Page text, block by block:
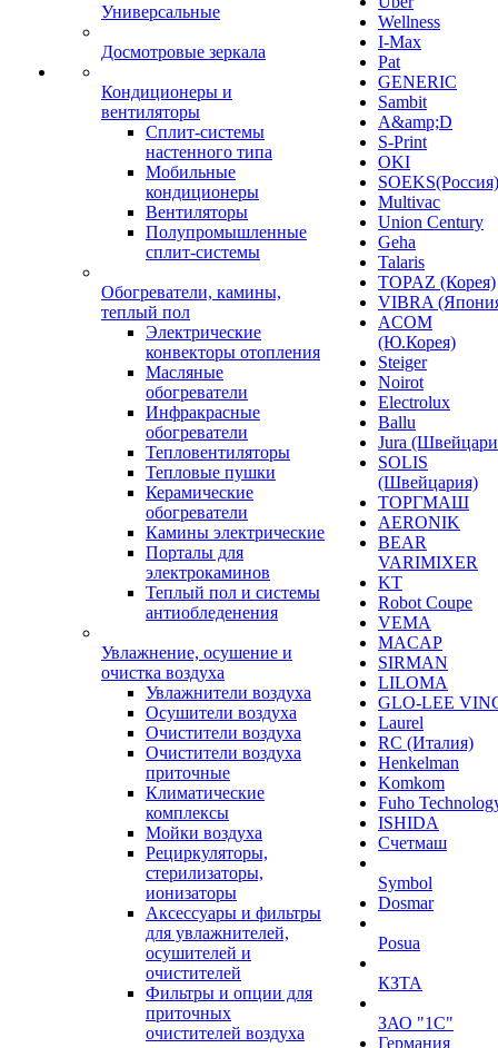
Универсальные
Досмотровые зеркала
Кондиционеры и
вентиляторы
Сплит-системы
настенного типа
Мобильные
кондиционеры
Вентиляторы
Полупромышленные
сплит-системы
Обогреватели, камины,
теплый пол
Электрические
конвекторы отопления
Масляные
обогреватели
Инфракрасные
обогреватели
Тепловентиляторы
Тепловые пушки
Керамические
обогреватели
Камины электрические
Порталы для
электрокаминов
Теплый пол и системы
антиобледенения
Увлажнение, осушение и
очистка воздуха
Увлажнители воздуха
Осушители воздуха
Очистители воздуха
Очистители воздуха
приточные
Климатические
комплексы
Мойки воздуха
Рециркуляторы,
стерилизаторы,
ионизаторы
Аксессуары и фильтры
для увлажнителей,
осушителей и
очистителей
Фильтры и опции для
приточных
очистителей воздуха
Wellness
I-Max
Pat
GENERIC
Sambit
A&amp;D
S-Print
OKI
SOEKS(Россия)
Multivac
Union Century
Geha
Talaris
TOPAZ (Корея)
VIBRA
ACOM
(Ю.Корея)
Steiger
Noirot
Electrolux
Ballu
Jura
SOLIS
(Швейцария)
ТОРГМАШ
AERONIK
BEAR
VARIMIXER
KT
Robot Coupe
VEMA
MACAP
SIRMAN
LILOMA
GLO-LEE
Laurel
RC (Италия)
Henkelman
Komkom
Fuho
ISHIDA
Счетмаш
Symbol
Dosmar
Posua
КЗТА
ЗАО "1С"
Германия